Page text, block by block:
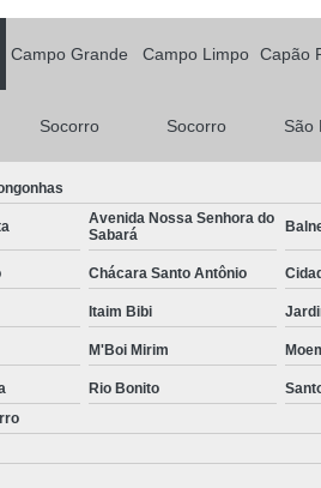
Campo Grande Campo Limpo Capão
Socorro Socorro São
Avenida Nossa Senhora do
Sabará
Chácara Santo Antônio
Itaim Bibi
M'Boi Mirim
Rio Bonito